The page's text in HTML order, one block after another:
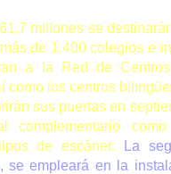
millones se
de 1.400 colegios e
a la Red de
como los centros
sus puertas en
complementario
de escáner.
La
se empleará en la